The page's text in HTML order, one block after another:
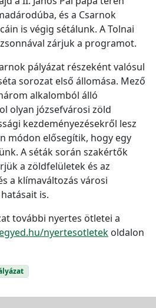
és a Csarnok
is végig sétálunk. A Tolnai
zárjuk a programot.
pályázat részeként valósul
sorozat első állomása. Mező
alkalomból álló
olyan józsefvárosi zöld
kezdeményezésekről lesz
módon elősegítik, hogy egy
A séták során szakértők
a zöldfelületek és az
a klímaváltozás városi
is.
további nyertes ötletei a
nyertesotletek oldalon